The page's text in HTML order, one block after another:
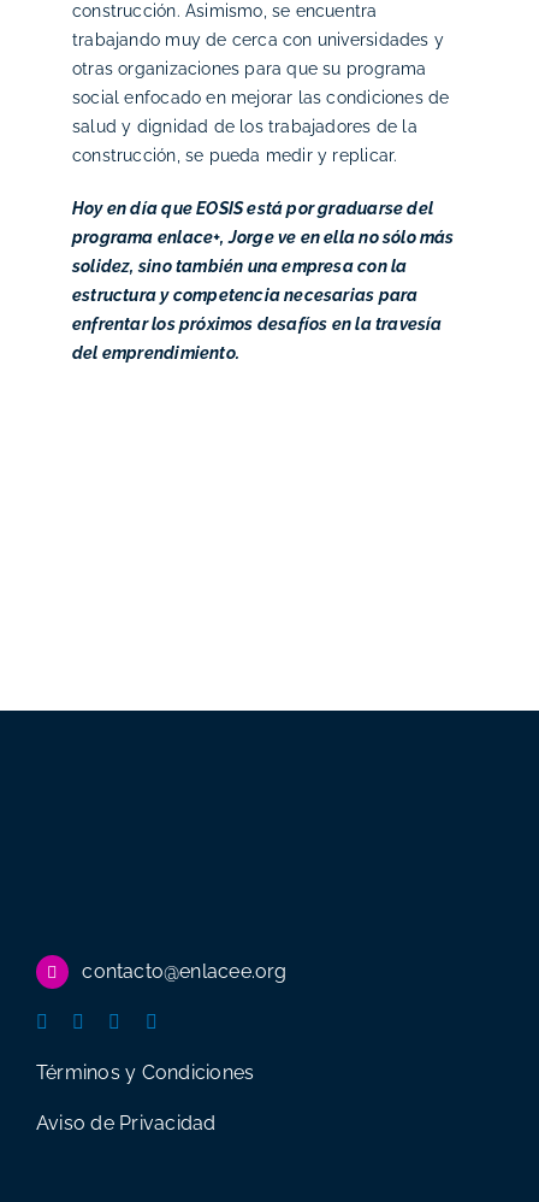
construcción. Asimismo, se encuentra
trabajando muy de cerca con universidades y
otras organizaciones para que su programa
social enfocado en mejorar las condiciones de
salud y dignidad de los trabajadores de la
construcción, se pueda medir y replicar.
Hoy en día que EOSIS está por graduarse del
programa enlace+, Jorge ve en ella no sólo más
solidez, sino también una empresa con la
estructura y competencia necesarias para
enfrentar los próximos desafíos en la travesía
del emprendimiento.
contacto@enlacee.org
Términos y Condiciones
Aviso de Privacidad